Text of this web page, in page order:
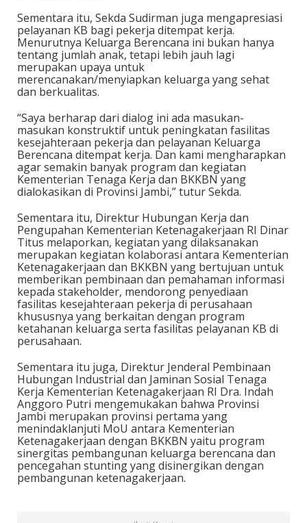
Sementara itu, Sekda Sudirman juga mengapresiasi
pelayanan KB bagi pekerja ditempat kerja.
Menurutnya Keluarga Berencana ini bukan hanya
tentang jumlah anak, tetapi lebih jauh lagi
merupakan upaya untuk
merencanakan/menyiapkan keluarga yang sehat
dan berkualitas.
“Saya berharap dari dialog ini ada masukan-
masukan konstruktif untuk peningkatan fasilitas
kesejahteraan pekerja dan pelayanan Keluarga
Berencana ditempat kerja. Dan kami mengharapkan
agar semakin banyak program dan kegiatan
Kementerian Tenaga Kerja dan BKKBN yang
dialokasikan di Provinsi Jambi,” tutur Sekda.
Sementara itu, Direktur Hubungan Kerja dan
Pengupahan Kementerian Ketenagakerjaan RI Dinar
Titus melaporkan, kegiatan yang dilaksanakan
merupakan kegiatan kolaborasi antara Kementerian
Ketenagakerjaan dan BKKBN yang bertujuan untuk
memberikan pembinaan dan pemahaman informasi
kepada stakeholder, mendorong penyediaan
fasilitas kesejahteraan pekerja di perusahaan
khususnya yang berkaitan dengan program
ketahanan keluarga serta fasilitas pelayanan KB di
perusahaan.
Sementara itu juga, Direktur Jenderal Pembinaan
Hubungan Industrial dan Jaminan Sosial Tenaga
Kerja Kementerian Ketenagakerjaan RI Dra. Indah
Anggoro Putri mengemukakan bahwa Provinsi
Jambi merupakan provinsi pertama yang
menindaklanjuti MoU antara Kementerian
Ketenagakerjaan dengan BKKBN yaitu program
sinergitas pembangunan keluarga berencana dan
pencegahan stunting yang disinergikan dengan
pembangunan ketenagakerjaan.